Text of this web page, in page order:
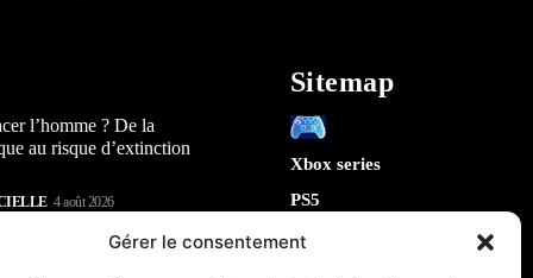
Gérer le consentement
l’homme ? De la
au risque d’extinction
4 août 2026
Play : 5 révélations sur la
qui arrive en 2026
Sitemap
Xbox series
PS5
Switch